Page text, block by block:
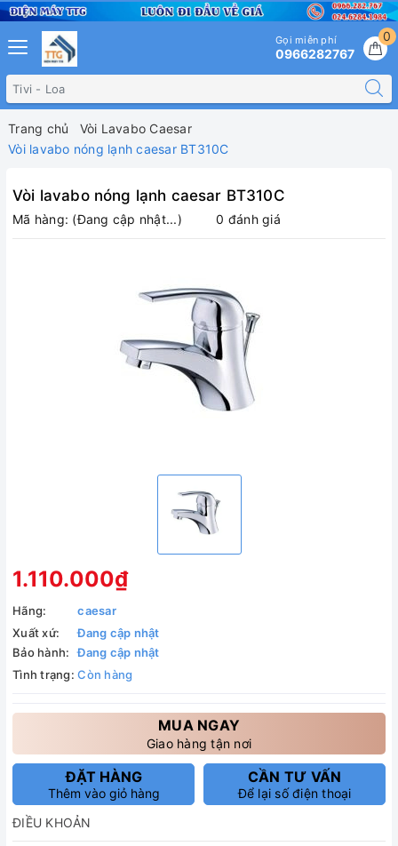
0
Gọi miễn phí
0966282767
Trang chủ
Vòi Lavabo Caesar
Vòi lavabo nóng lạnh caesar BT310C
Vòi lavabo nóng lạnh caesar BT310C
Mã hàng: (Đang cập nhật...) 0 đánh giá
1.110.000₫
Hãng:
caesar
Xuất xứ:
Đang cập nhật
Bảo hành:
Đang cập nhật
Tình trạng: Còn hàng
MUA NGAY
Giao hàng tận nơi
ĐẶT HÀNG
Thêm vào giỏ hàng
CẦN TƯ VẤN
Để lại số điện thoại
ĐIỀU KHOẢN